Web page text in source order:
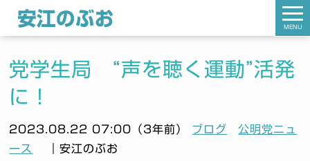
党学生局 “声を聴く運動”活発
に！
2023.08.22 07:00（3年前） ブログ
公明党ニュ
ース
｜安江のぶお
MENU